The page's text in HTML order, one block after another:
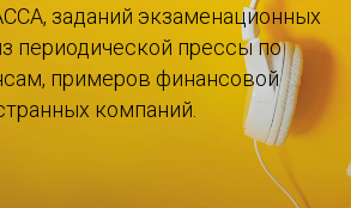
заданий экзаменационных
периодической прессы по
примеров финансовой
компаний.